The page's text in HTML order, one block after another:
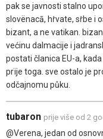
pak se javnosti stalno
slovënacā, hṙvate, sṙbe i
bizant, a ne vatikan.
većinu dalmacije i
postati članica EU-a,
prïje toga. sve ostalo je
odčajnomu půku.
tubaron prije više od 2
@Verena, jedan od